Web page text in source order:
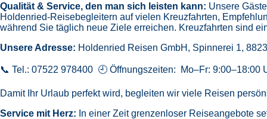
Qualität & Service, den man sich leisten kann: Unsere
Holdenried-Reisebegleitern auf vielen Kreuzfahrten,
während Sie täglich neue Ziele erreichen. Kreuzfahrten sind
Unsere Adresse: Holdenried Reisen GmbH, Spinnerei 1,
📞 Tel.: 07522 978400 🕘 Öffnungszeiten: Mo–Fr: 9:00–18:00
Damit Ihr Urlaub perfekt wird, begleiten wir viele Reisen
Service mit Herz: In einer Zeit grenzenloser Reiseangebote